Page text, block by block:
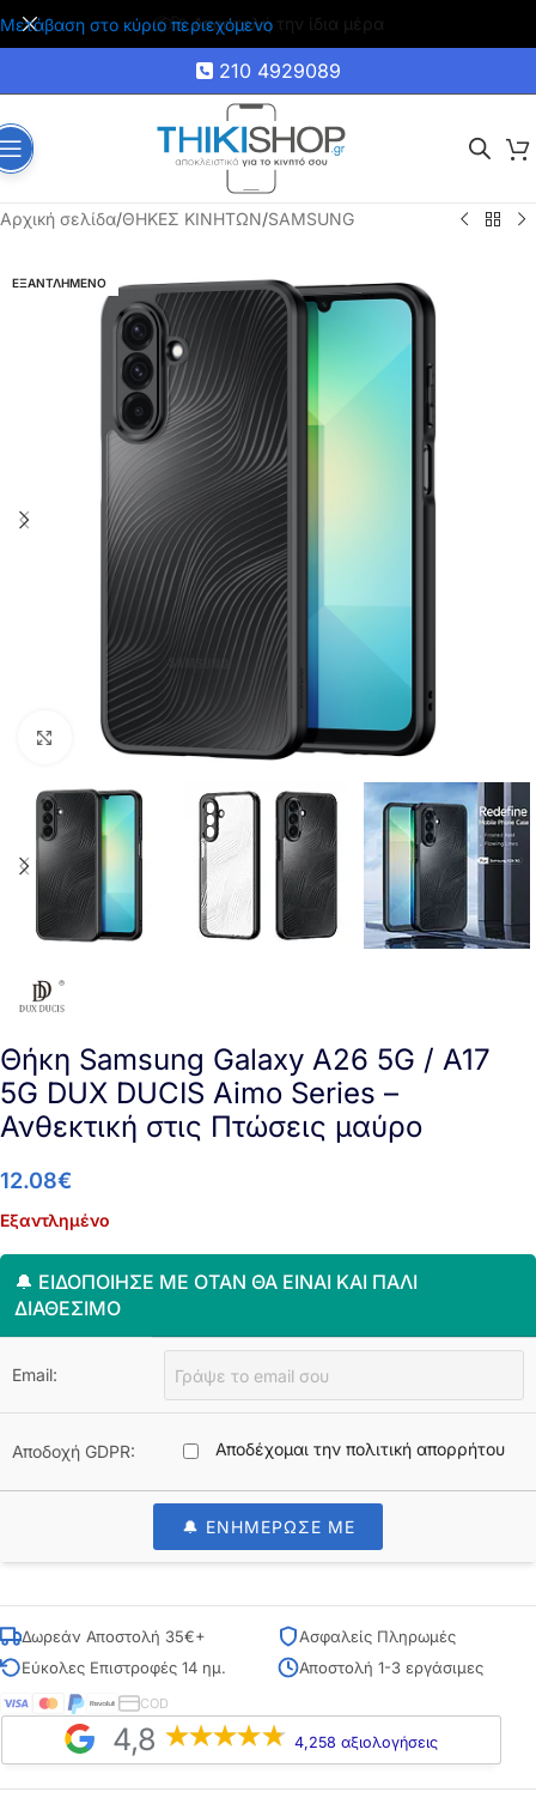
Μετάβαση στο κύριο περιεχόμενο
🚚 Δωρεάν μεταφορικά για αγορές άνω των 35€
210 4929089
Αρχική σελίδα/ΘΗΚΕΣ ΚΙΝΗΤΩΝ/SAMSUNG
ΕΞΑΝΤΛΗΜΕΝΟ
Click to enlarge
Θήκη Samsung Galaxy A26 5G / A17
5G DUX DUCIS Aimo Series –
Ανθεκτική στις Πτώσεις μαύρο
12.08€
Εξαντλημένο
🔔 ΕΙΔΟΠΟΊΗΣΈ ΜΕ ΌΤΑΝ ΘΑ ΕΊΝΑΙ ΚΑΙ ΠΆΛΙ
ΔΙΑΘΈΣΙΜΟ
Email:
Αποδοχή GDPR: Αποδέχομαι την πολιτική απορρήτου
🔔 ΕΝΗΜΕΡΩΣΕ ΜΕ
Δωρεάν Αποστολή 35€+
Ασφαλείς Πληρωμές
Εύκολες Επιστροφές 14 ημ.
Αποστολή 1-3 εργάσιμες
COD
4,8 4,258 αξιολογήσεις